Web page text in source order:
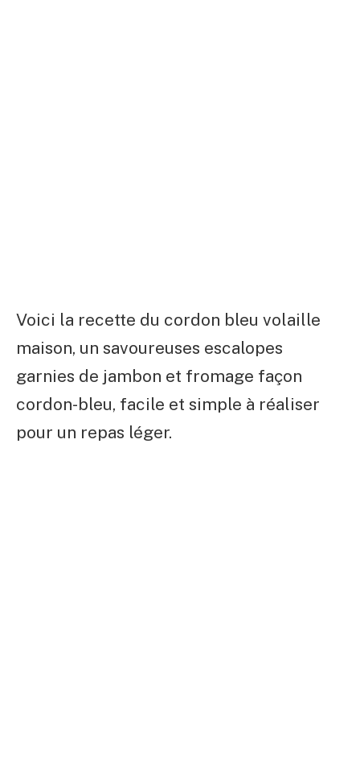
Voici la recette du cordon bleu volaille
maison, un savoureuses escalopes
garnies de jambon et fromage façon
cordon-bleu, facile et simple à réaliser
pour un repas léger.